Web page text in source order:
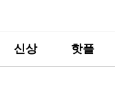
신상 핫플